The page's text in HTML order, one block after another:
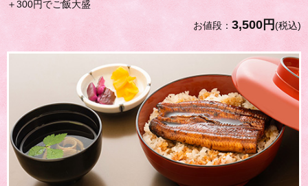
＋300円でご飯大盛
お値段： 3,500円(税込)